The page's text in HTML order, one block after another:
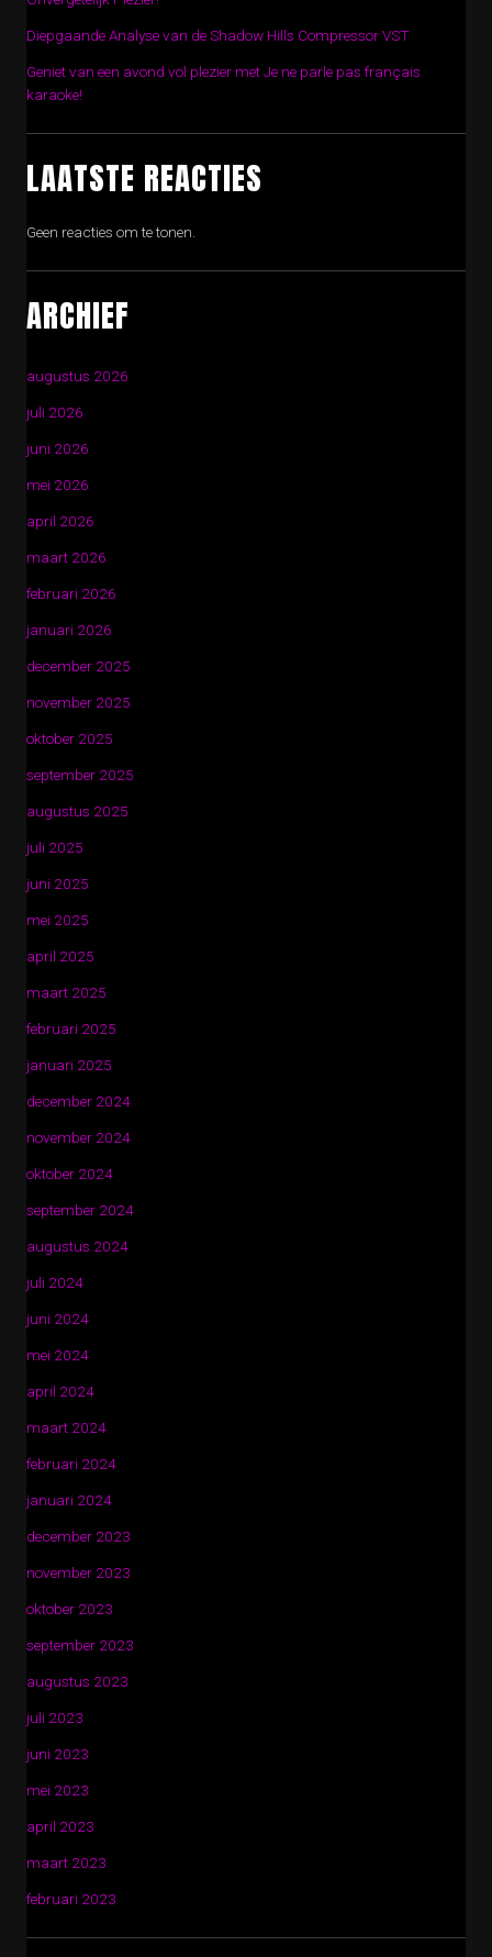
Diepgaande Analyse van de Shadow Hills Compressor VST
Geniet van een avond vol plezier met Je ne parle pas français
karaoke!
LAATSTE REACTIES
Geen reacties om te tonen.
ARCHIEF
augustus 2026
juli 2026
juni 2026
mei 2026
april 2026
maart 2026
februari 2026
januari 2026
december 2025
november 2025
oktober 2025
september 2025
augustus 2025
juli 2025
juni 2025
mei 2025
april 2025
maart 2025
februari 2025
januari 2025
december 2024
november 2024
oktober 2024
september 2024
augustus 2024
juli 2024
juni 2024
mei 2024
april 2024
maart 2024
februari 2024
januari 2024
december 2023
november 2023
oktober 2023
september 2023
augustus 2023
juli 2023
juni 2023
mei 2023
april 2023
maart 2023
februari 2023